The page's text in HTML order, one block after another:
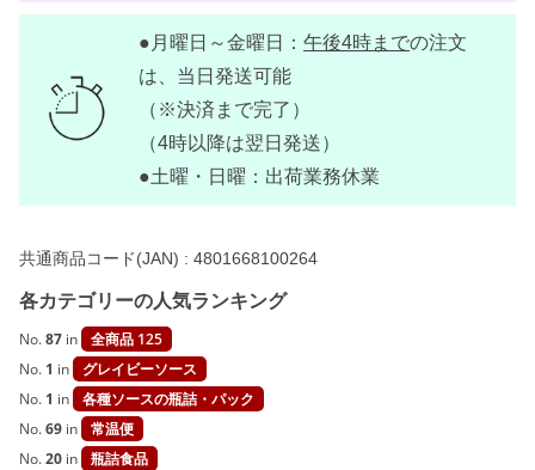
2
N
M
】
●月曜日～金曜日： 午後4時までの注文
は、当日発送可能
（※決済まで完了）
（4時以降は翌日発送）
●土曜・日曜：出荷業務休業
共通商品コード(JAN) : 4801668100264
各カテゴリーの人気ランキング
No.87 in
全商品 125
No. 1 in
グレイビーソース
No. 1 in
各種ソースの瓶詰・パック
No.69 in
常温便
No.20 in
瓶詰食品